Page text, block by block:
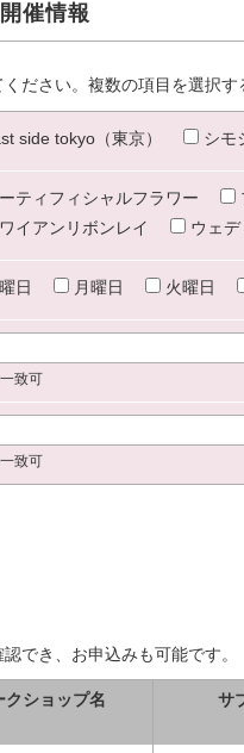
催情報
ださい。複数の項目を選択す
side tokyo（東京） シモ
ティフィシャルフラワー
イアンリボンレイ
ウェ
日 月曜日 火曜日
致可
致可
でき、お申込みも可能です。
クショップ名 サ